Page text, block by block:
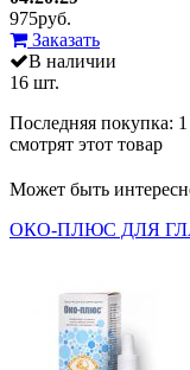
975руб.
Заказать
В наличии
16 шт.
Последняя покупка:
смотрят этот товар
Может быть
ОКО-ПЛЮС ДЛЯ